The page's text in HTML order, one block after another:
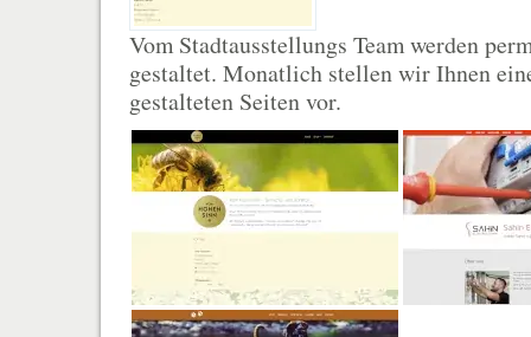
Vom Stadtausstellungs Team werden
gestaltet. Monatlich stellen wir Ihnen
gestalteten Seiten vor.